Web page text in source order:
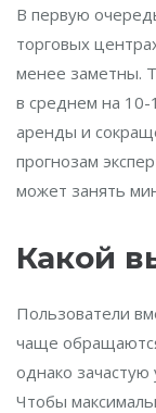
В первую
торговых
менее заметны.
в среднем на 10-
аренды и
прогнозам
может занять
Какой
Пользователи
чаще
однако зачастую
Чтобы